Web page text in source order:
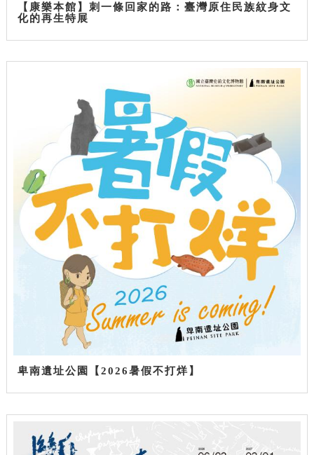
【康樂本館】刺一條回家的路：臺灣原住民族紋身文
化的再生特展
卑南遺址公園【2026暑假不打烊】